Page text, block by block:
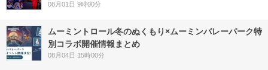
08月01日 9時00分
ムーミントロール冬のぬくもり×ムーミンバレーパーク特
別コラボ開催情報まとめ
08月04日 15時00分